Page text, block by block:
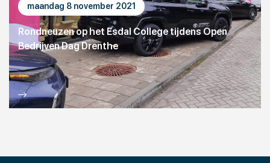
maandag 8 november 2021
Rondneuzen op het Esdal College tijdens Open
Bedrijven Dag Drenthe